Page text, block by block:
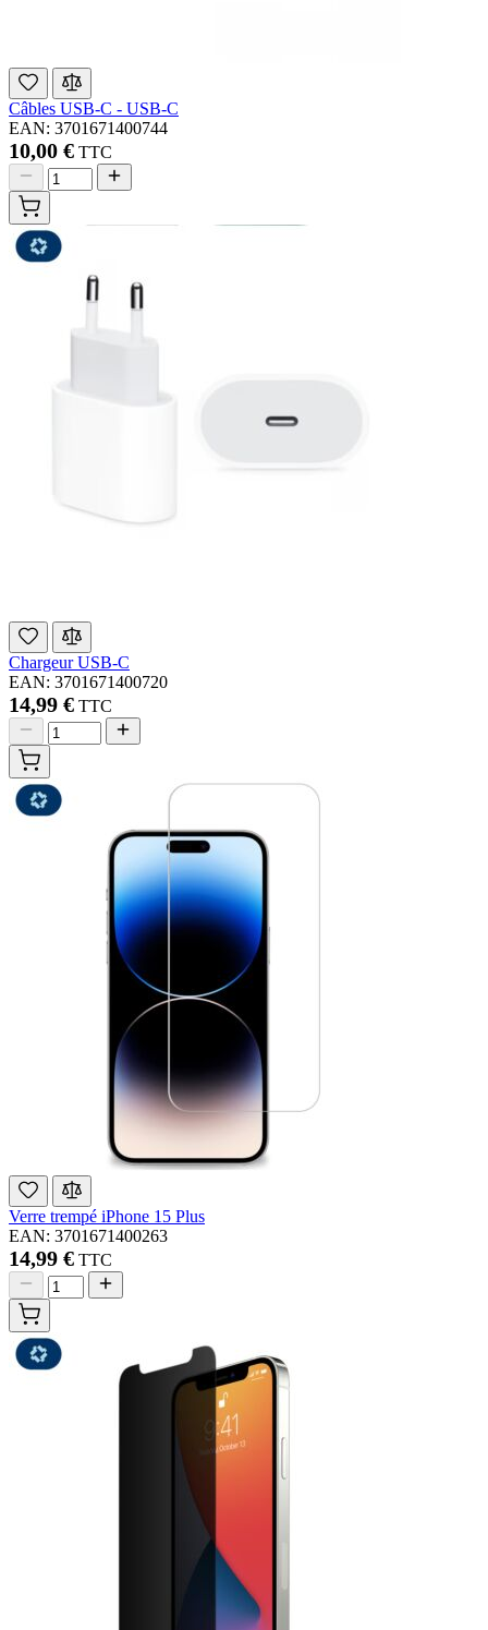
Câbles USB-C - USB-C
EAN: 3701671400744
10,00 € TTC
Chargeur USB-C
EAN: 3701671400720
14,99 € TTC
Verre trempé iPhone 15 Plus
EAN: 3701671400263
14,99 € TTC